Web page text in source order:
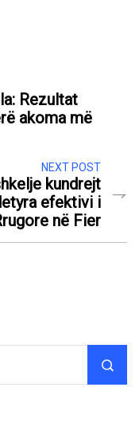
Rezultat
akoma më
NEXT POST
kundrejt
efektivi i
në Fier